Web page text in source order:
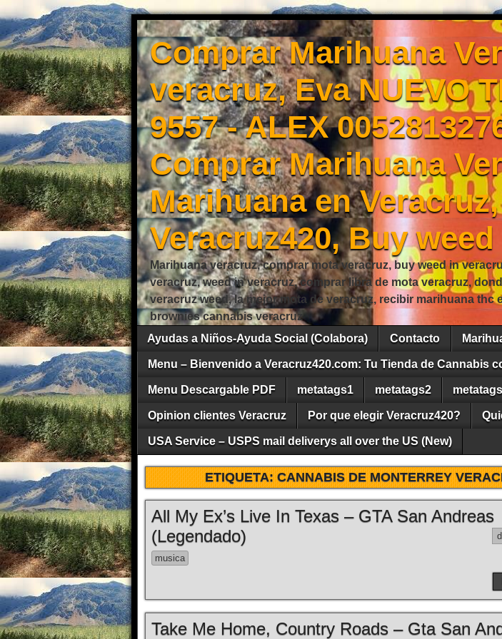
Comprar Marihuana
veracruz, Eva NUEVO
9557 - ALEX
Comprar Marihuana
Marihuana en
Veracruz420, Buy
Marihuana veracruz, comprar mota veracruz, buy weed in
veracruz, weed in veracruz, comprar libra de mota veracruz,
veracruz weed, la mejor mota de veracruz, recibir marihuana
brownies cannabis veracruz
Ayudas a Niños-Ayuda Social (Colabora)
Contacto
Menu – Bienvenido a Veracruz420.com: Tu Tienda de Cannabis
Menu Descargable PDF metatags1 metatags2
Opinion clientes Veracruz Por que elegir Veracruz420?
USA Service – USPS mail deliverys all over the US (New)
ETIQUETA:CANNABIS DE MONTERREY
All My Ex’s Live In Texas – GTA San Andreas
(Legendado)
musica
Take Me Home, Country Roads – Gta San